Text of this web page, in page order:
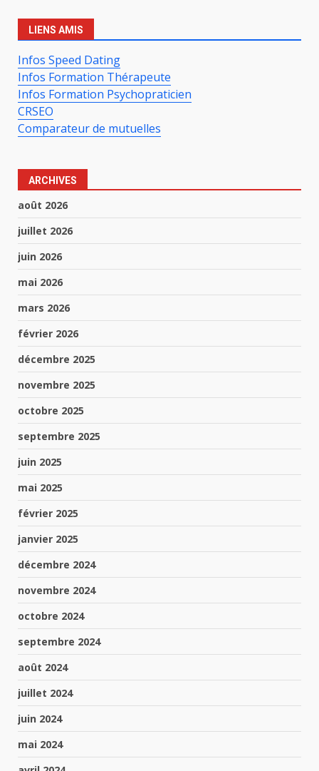
LIENS AMIS
Infos Speed Dating
Infos Formation Thérapeute
Infos Formation Psychopraticien
CRSEO
Comparateur de mutuelles
ARCHIVES
août 2026
juillet 2026
juin 2026
mai 2026
mars 2026
février 2026
décembre 2025
novembre 2025
octobre 2025
septembre 2025
juin 2025
mai 2025
février 2025
janvier 2025
décembre 2024
novembre 2024
octobre 2024
septembre 2024
août 2024
juillet 2024
juin 2024
mai 2024